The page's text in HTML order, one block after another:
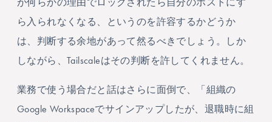
ら入られなくなる、というのを許容するかどうか
は、判断する余地があって然るべきでしょう。しか
しながら、Tailscaleはその判断を許してくれません。
業務で使う場合だと話はさらに面倒で、「組織の
Google Workspaceでサインアップしたが、退職時に組